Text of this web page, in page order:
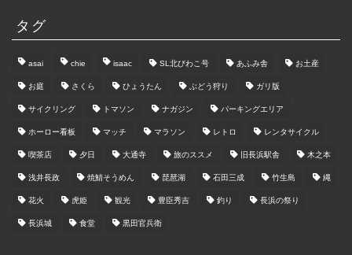
タグ
asai chie isaac SL北びわこ号 あふみ舎 お土産
お庭 さくら ひょうたん ぶどう狩り ガリ版
サイクリング トマソン ナガジン パーキングエリア
ホーロー看板 マッチ マラソン レトロ レンタサイクル
喫茶店 夕日 大通寺 旅のススメ 旧長浜駅舎 木之本
浅井長政 焼鯖そうめん 琵琶湖 石田三成 竹生島 縄
花火 虎姫 観光 豊臣秀吉 釣り 長浜の祭り
長浜城 食堂 黒田官兵衛